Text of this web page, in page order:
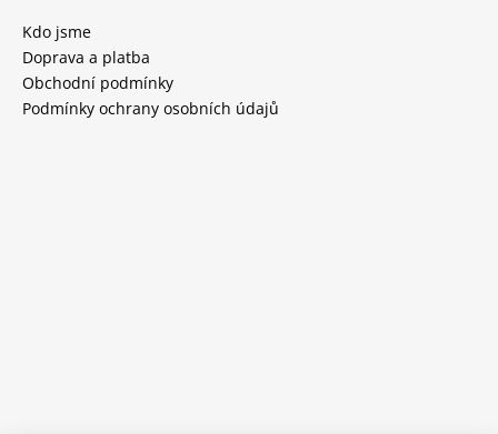
Kdo jsme
Doprava a platba
Obchodní podmínky
Podmínky ochrany osobních údajů